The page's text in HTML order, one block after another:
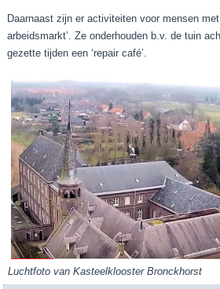
Daarnaast zijn er activiteiten voor mensen
arbeidsmarkt’. Ze onderhouden b.v. de tuin
gezette tijden een ‘repair café’.
Luchtfoto van Kasteelklooster Bronckhorst